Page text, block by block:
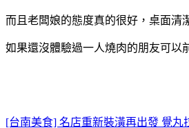
而且老闆娘的態度真的很好，桌面清
如果還沒體驗過一人燒肉的朋友可以
[台南美食] 名店重新裝潢再出發 覺丸